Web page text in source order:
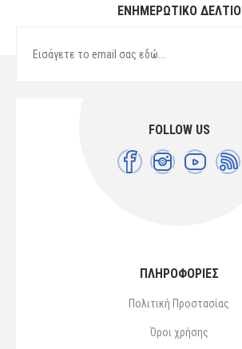
ΕΝΗΜΕΡΩΤΙΚΌ ΔΕΛΤΊΟ
FOLLOW US
ΠΛΗΡΟΦΟΡΙΕΣ
Πολιτική Προστασίας
Όροι χρήσης